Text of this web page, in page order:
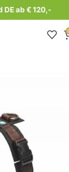
ab € 120,-